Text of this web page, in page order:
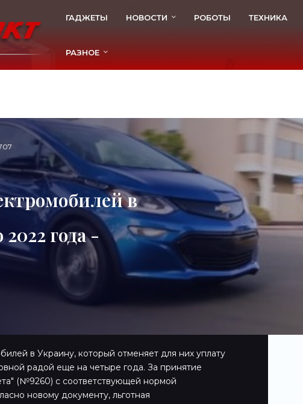
ГАДЖЕТЫ НОВОСТИ РОБОТЫ ТЕХНИКА
РАЗНОЕ
в
года -
в Украину, который отменяет для них уплату
радой еще на четыре года. За принятие
(№9260) с соответствующей нормой
новому документу, льготная